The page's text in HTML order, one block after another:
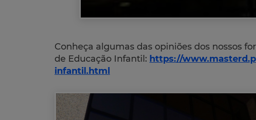
Conheça algumas das opiniões dos nossos
de Educação Infantil: https://
infantil.html